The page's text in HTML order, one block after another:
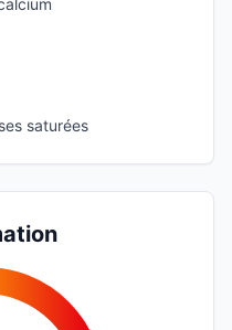
saturées